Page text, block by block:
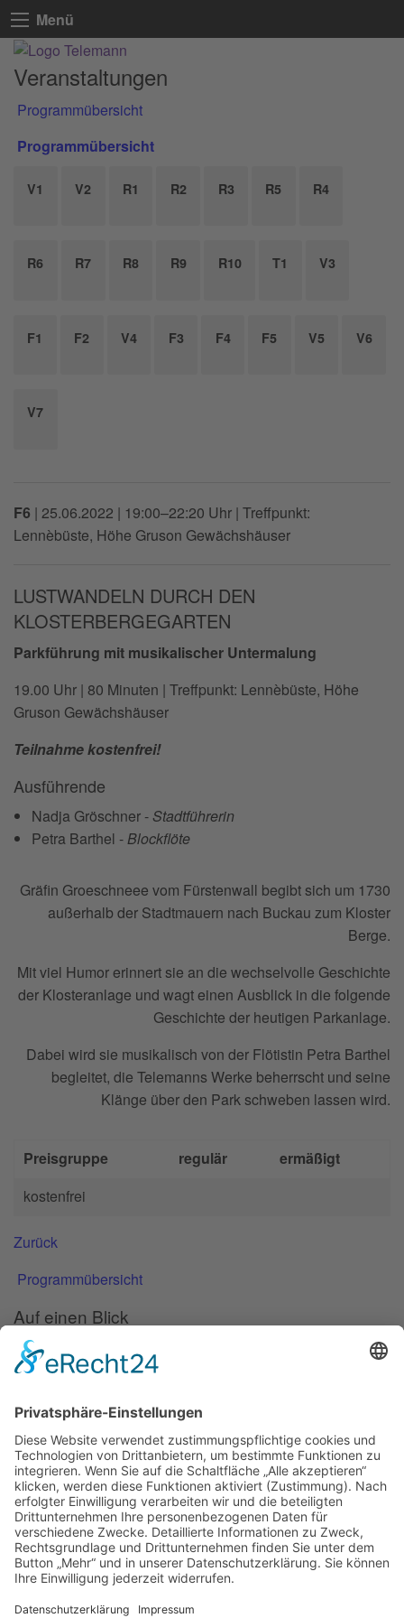
Menü
Veranstaltungen
Programmübersicht
Programmübersicht
V1 V2 R1 R2 R3 R5 R4
R6 R7 R8 R9 R10 T1 V3
F1 F2 V4 F3 F4 F5 V5 V6
V7
F6 | 25.06.2022 | 19:00–22:20 Uhr | Treffpunkt:
Lennèbüste, Höhe Gruson Gewächshäuser
LUSTWANDELN DURCH DEN
KLOSTERBERGEGARTEN
Parkführung mit musikalischer Untermalung
19.00 Uhr | 80 Minuten | Treffpunkt: Lennèbüste, Höhe
Gruson Gewächshäuser
Teilnahme kostenfrei!
Ausführende
Nadja Gröschner - Stadtführerin
Petra Barthel - Blockflöte
Gräfin Groeschneee vom Fürstenwall begibt sich um 1730
außerhalb der Stadtmauern nach Buckau zum Kloster
Berge.
Mit viel Humor erinnert sie an die wechselvolle Geschichte
der Klosteranlage und wagt einen Ausblick in die folgende
Geschichte der heutigen Parkanlage.
Dabei wird sie musikalisch von der Flötistin Petra Barthel
begleitet, die Telemanns Werke beherrscht und seine
Klänge über den Park schweben lassen wird.
Preisgruppe regulär
ermäßigt
kostenfrei
Zurück
Programmübersicht
Auf einen Blick
Forschung
Musikalien-Leihmaterial
Publikationen
Links
Aktuelles
06.02.25
Neuer Telemann-Konferenzbericht erschienen
11.12.24
Prof. Dr. Wolfgang Hirschmann erhält den Georg-Philipp-
Telemann-Preis 2025